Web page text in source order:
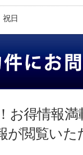
日
お得情報満
が閲覧いた